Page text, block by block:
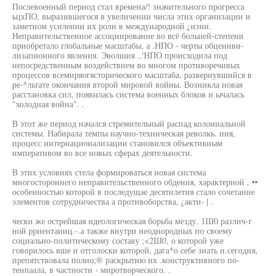
Послевоенный период стал времена/! значительного прогресса
ьцхПО, выразившегося в увеличении числа этих организации и
заметном усилении их роли в международной ¿изни.
Неправительственное ассоциирование во всё больней-степени
приобретало глобальные масштабы, а .НПО - черты обцеииви-
лизапионного явления. Эволшия ..'НПО происходила под
непосредственным воздействием во многом противоречивых
процессов всемиряогясторического масштаба, развернувшийся в
ре-^льтате окончания второй мировой войны. Возникла новая
расстановка сил, появилась система военных блоков и ычалась
"холодная война". .
В этот же период начался стремительный распад колониальной
системы. Набирала темпы научно-техническая револкь. иия,
процесс интернационализации становился объективным
императивом во все новых сферах деятельности.
В этих условиях стела формироваться новая система
многостороннего неправительственного обдения, характерной , ••
особенностью которой в последущае десятилетия стало сочетание
элементов сотрудничества а противоборства, ¿акти- | .
чески же острейшая идеологическая борьба мезду. 1Ш0 различ-г
ной рриентаииц.-.а также внутри неоднородных по своему
социально-политическому составу ;<2Ш0, о которой уже
говорилось вше и отголоски которой, дага*о себе знать и.сегодня,
препятствовала полно;® раскрытию их .конструктивного по-
тенпаала, в частности - миротворческого. .